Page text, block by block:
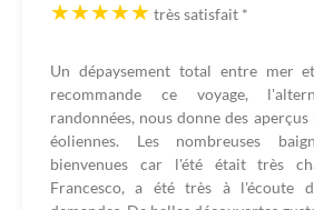
très satisfait *
Un dépaysement total entre mer
recommande ce voyage,
randonnées, nous donne des
éoliennes. Les nombreuses
bienvenues car l'été était très
Francesco, a été très à l'écoute